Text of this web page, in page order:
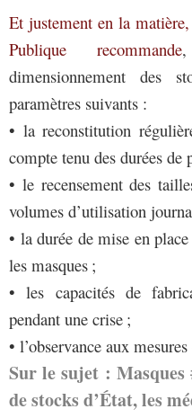
Et justement en la
Publique recommande,
dimensionnement des
paramètres suivants :
• la reconstitution
compte tenu des durées de
• le recensement des
volumes d’utilisation
• la durée de mise en
les masques ;
• les capacités de
pendant une crise ;
• l’observance aux
Sur le sujet : Masques
de stocks d’État, les